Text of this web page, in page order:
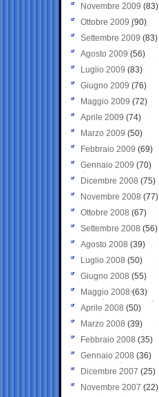
Novembre 2009 (83)
Ottobre 2009 (90)
Settembre 2009 (83)
Agosto 2009 (56)
Luglio 2009 (83)
Giugno 2009 (76)
Maggio 2009 (72)
Aprile 2009 (74)
Marzo 2009 (50)
Febbraio 2009 (69)
Gennaio 2009 (70)
Dicembre 2008 (75)
Novembre 2008 (77)
Ottobre 2008 (67)
Settembre 2008 (56)
Agosto 2008 (39)
Luglio 2008 (50)
Giugno 2008 (55)
Maggio 2008(63)
Aprile 2008 (50)
Marzo 2008 (39)
Febbraio 2008 (35)
Gennaio 2008 (36)
Dicembre 2007 (25)
Novembre 2007 (22)